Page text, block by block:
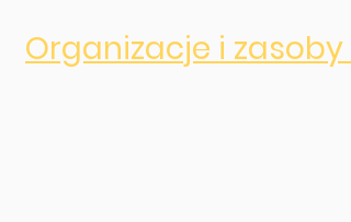
Organizacje i